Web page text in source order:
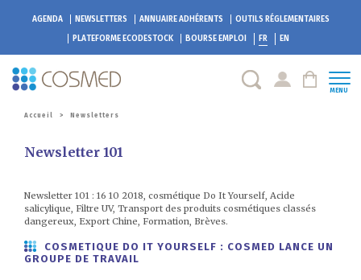
AGENDA NEWSLETTERS ANNUAIRE ADHÉRENTS
OUTILS RÉGLEMENTAIRES
PLATEFORME ECODESTOCK BOURSE EMPLOI FR EN
MENU
Accueil > Newsletters
Newsletter 101
Newsletter 101 : 16 10 2018, cosmétique Do It Yourself, Acide
salicylique, Filtre UV, Transport des produits cosmétiques classés
dangereux, Export Chine, Formation, Brèves.
COSMETIQUE DO IT YOURSELF : COSMED LANCE UN
GROUPE DE TRAVAIL